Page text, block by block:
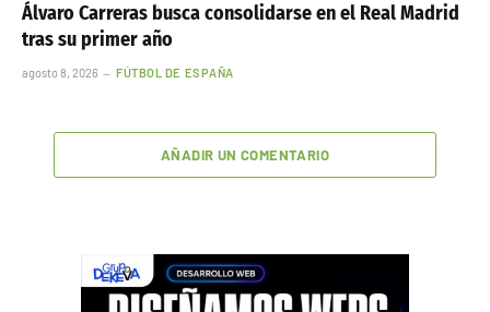
Álvaro Carreras busca consolidarse en el Real Madrid
tras su primer año
agosto 8, 2026 FÚTBOL DE ESPAÑA
AÑADIR UN COMENTARIO